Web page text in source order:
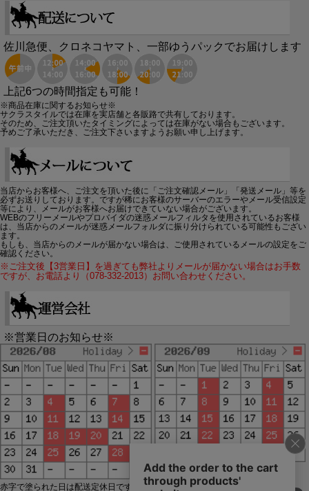
佐川急便、クロネコヤマト、一部ゆうパックでお届けします
上記6つの時間指定も可能！
※商品在庫に関するお知らせ※
サクラスタイルでは在庫を実店舗と各販路で共有しております。
そのため、ご注文頂いたタイミングによっては在庫がない場合もございます。
予めご了承いただき、ご注文下さいますようお願い申し上げます。
当店からお客様へ、ご注文を頂いた後に「ご注文確認メール」「発送メール」等を
必ずお送りしております。ですが稀にお客様のサーバーのエラーやメール受信設定
等により、メールがお客様へお届けできていない場合がございます。
WEBのフリーメールやプロバイダの迷惑メールフィルタを使用されているお客様
は、当店からのメールが迷惑メールフォルダに振り分けられている可能性もござい
ます。
もしも、当店からのメールが届かない場合は、ご使用されているメールの設定をご
確認ください。
※ご注文後【3営業日】を過ぎても弊社よりメールが届かない場合はお手数
ですが、お電話より（078-332-2013）お問い合わせください。
※営業日のお知らせ※
赤字で塗られた日は配送定休日です。